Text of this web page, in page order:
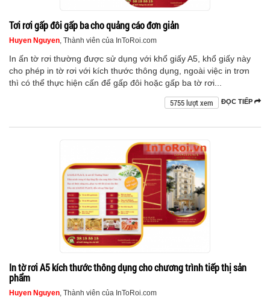
Tơi rơi gấp đôi gấp ba cho quảng cáo đơn giản
Huyen Nguyen , Thành viên của InToRoi.com
In ấn tờ rơi thường được sử dụng với khổ giấy A5, khổ giấy này
cho phép in tờ rơi với kích thước thông dụng, ngoài việc in trơn
thì có thể thực hiện cấn để gấp đôi hoặc gấp ba tờ rơi...
ĐỌC TIẾP
5755 lượt xem
In tờ rơi A5 kích thước thông dụng cho chương trình tiếp thị sản
phẩm
Huyen Nguyen , Thành viên của InToRoi.com